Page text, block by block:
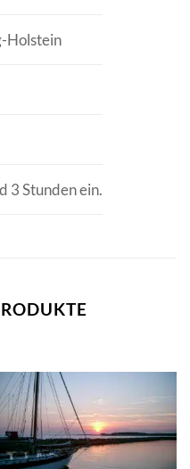
Holstein
3 Stunden ein.